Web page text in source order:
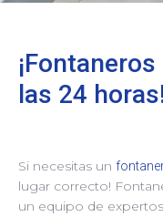
las 24
Si necesitas un
lugar correcto!
un equipo de